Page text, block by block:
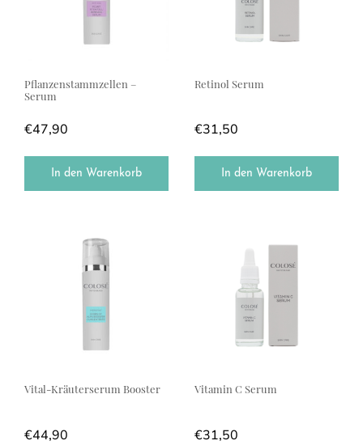
Pflanzenstammzellen –
Serum
€47,90
In den Warenkorb
Retinol Serum
€31,50
In den Warenkorb
Vital-Kräuterserum Booster
€44,90
Vitamin C Serum
€31,50